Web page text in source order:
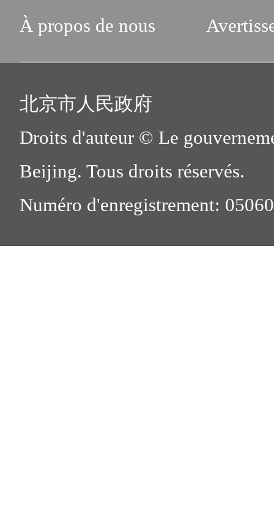
À propos de nous
北京市人民政府
Droits d'auteur © Le
Beijing. Tous droits réservés.
Numéro d'enregistrement: